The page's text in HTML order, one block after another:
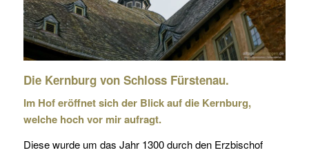
Die Kernburg von Schloss Fürstenau.
Im Hof eröffnet sich der Blick auf die Kernburg,
welche hoch vor mir aufragt.
Diese wurde um das Jahr 1300 durch den Erzbischof